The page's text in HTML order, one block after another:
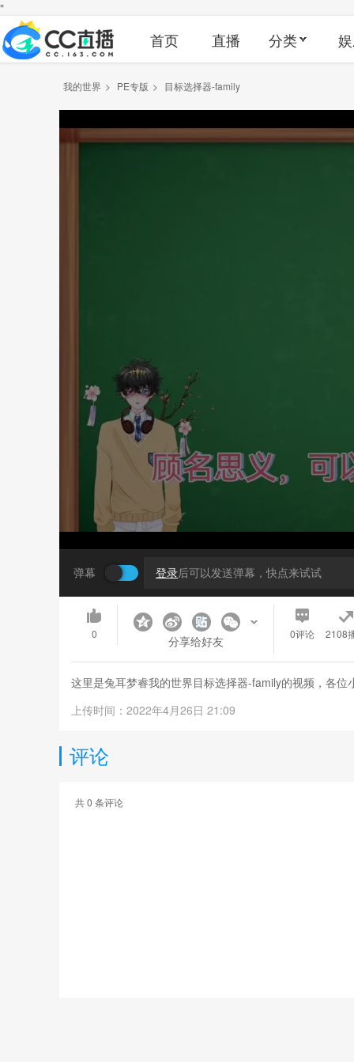
"
首页 直播 分类
我的世界 > PE专版 > 目标选择器-family
弹幕 登录后可以发送弹幕，快点来试试
0 分享给好友 0评论 2108
这里是兔耳梦睿我的世界目标选择器-family的视频，各
上传时间：2022年4月26日 21:09
评论
共0 条评论